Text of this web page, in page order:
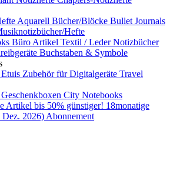
Aquarell Bücher/Blöcke Bullet Journals
Hefte
Büro Artikel Textil / Leder Notizbücher
Buchstaben & Symbole
Zubehör für Digitalgeräte Travel
City Notebooks
Artikel bis 50% günstiger! 18monatige
Dez. 2026) Abonnement